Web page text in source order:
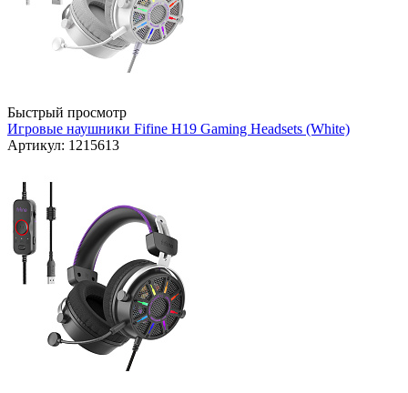
Быстрый просмотр
Игровые наушники Fifine H19 Gaming Headsets (White)
Артикул: 1215613